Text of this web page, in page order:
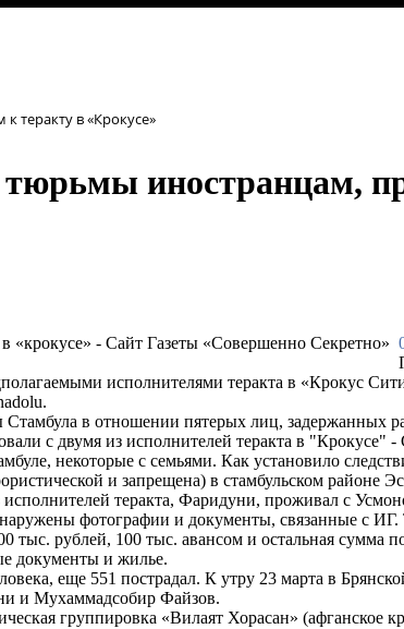
теракту в «Крокусе»
тюрьмы иностранцам,
исполнителями теракта в «Крокус
в отношении пятерых лиц, задержанных
с двумя из исполнителей теракта в "Крокусе"
некоторые с семьями. Как установило
и запрещена) в стамбульском районе
теракта, Фаридуни, проживал с
фотографии и документы, связанные с
рублей, 100 тыс. авансом и остальная сумма
документы и жилье.
еще 551 пострадал. К утру 23 марта в
и Мухаммадсобир Файзов.
группировка «Вилаят Хорасан» (афганское